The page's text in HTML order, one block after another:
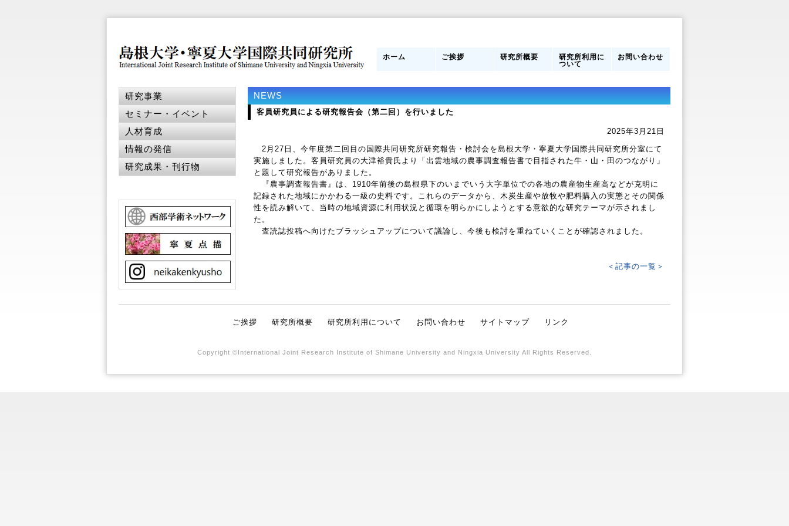
ホーム ご挨拶 研究所概要
み
研究所利用に
ついて
ついて
お問い合わせ
NEWS
客員研究員による研究報告会（第二回）を行いました
2025年3月21日
2月27日、今年度第二回目の国際共同研究所研究報告・検討会を島根大学・寧夏大学国際共同研究所分室にて
実施しました。客員研究員の大津裕貴氏より「出雲地域の農事調査報告書で目指された牛・山・田のつながり」
と題して研究報告がありました。
『農事調査報告書』は、1910年前後の島根県下のいまでいう大字単位での各地の農産物生産高などが克明に
記録された地域にかかわる一級の史料です。これらのデータから、木炭生産や放牧や肥料購入の実態とその関係
性を読み解いて、当時の地域資源に利用状況と循環を明らかにしようとする意欲的な研究テーマが示されまし
た。
査読誌投稿へ向けたブラッシュアップについて議論し、今後も検討を重ねていくことが確認されました。
＜記事の一覧＞
研究事業
セミナー・イベント
人材育成
情報の発信
研究成果・刊行物
ご挨拶 研究所概要 研究所利用について お問い合わせ サイトマップ リンク
Copyright ©International Joint Research Institute of Shimane University and Ningxia University All Rights Reserved.